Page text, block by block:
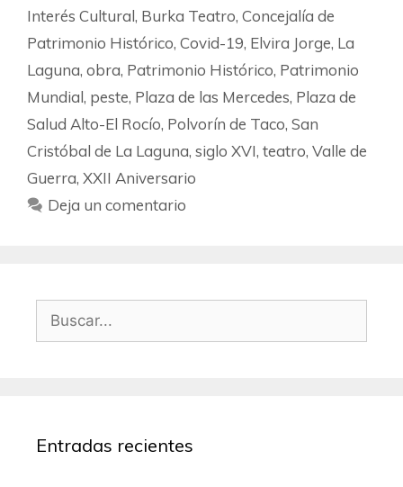
Interés Cultural, Burka Teatro, Concejalía de
Patrimonio Histórico, Covid-19, Elvira Jorge, La
Laguna, obra, Patrimonio Histórico, Patrimonio
Mundial, peste, Plaza de las Mercedes, Plaza de
Salud Alto-El Rocío, Polvorín de Taco, San
Cristóbal de La Laguna, siglo XVI, teatro, Valle de
Guerra, XXII Aniversario
Deja un comentario
Entradas recientes